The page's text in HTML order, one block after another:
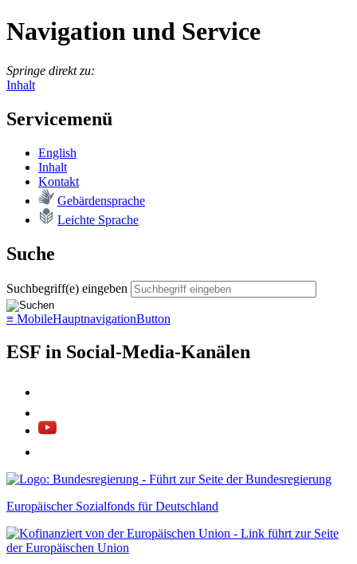
Navigation und Service
Springe direkt zu:
Inhalt
Servicemenü
English
In­halt
Kon­takt
Ge­bär­den­spra­che
Leich­te Spra­che
Suche
Suchbegriff(e) eingeben
≡ MobileHauptnavigationButton
ESF in Social-Media-Kanälen
Europäischer Sozialfonds für Deutschland